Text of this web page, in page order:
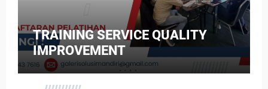
TRAINING SERVICE QUALITY
IMPROVEMENT